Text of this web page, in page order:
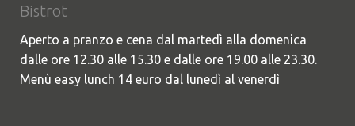
Bistrot
Aperto a pranzo e cena dal martedì alla domenica
dalle ore 12.30 alle 15.30 e dalle ore 19.00 alle 23.30.
Menù easy lunch 14 euro dal lunedì al venerdì